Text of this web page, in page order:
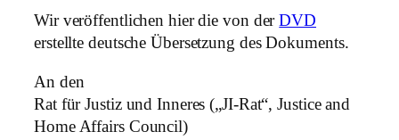
Wir veröffentlichen hier die von derDVD
erstellte deutsche Übersetzung des Dokuments.
An den
Rat für Justiz und Inneres („JI-Rat“, Justice and
Home Affairs Council)